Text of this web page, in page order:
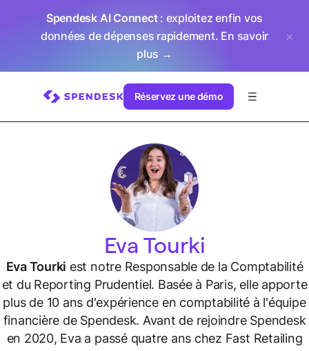
Spendesk AI Connect: exploitez enfin vos
données de dépenses rapidement. En savoir
plus →
Réservez une démo
Eva Tourki
Eva Tourki est notre Responsable de la Comptabilité
et du Reporting Prudentiel. Basée à Paris, elle apporte
plus de 10 ans d'expérience en comptabilité à l'équipe
financière de Spendesk. Avant de rejoindre Spendesk
en 2020, Eva a passé quatre ans chez Fast Retailing